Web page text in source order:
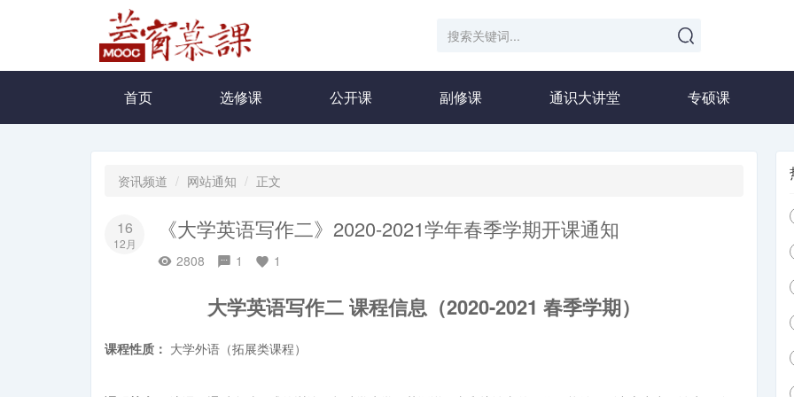
首页 选修课 公开课 副修课 通识大讲堂 专硕课
资讯频道 网站通知 正文
16
12月
《大学英语写作二》2020-2021学年春季学期开课通知
2808 1 1
大学英语写作二 课程信息（2020-2021 春季学期）
课程性质： 大学外语（拓展类课程）